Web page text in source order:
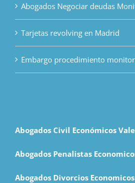
Abogados Negociar deudas
Tarjetas revolving en Madrid
Embargo procedimiento
Abogados Civil Económicos
Abogados Penalistas
Abogados Divorcios